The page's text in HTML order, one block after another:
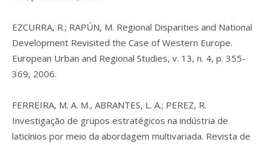
EZCURRA, R.; RAPÚN, M. Regional Disparities and National
Development Revisited the Case of Western Europe.
European Urban and Regional Studies, v. 13, n. 4, p. 355-
369, 2006.
FERREIRA, M. A. M., ABRANTES, L. A.; PEREZ, R.
Investigação de grupos estratégicos na indústria de
laticínios por meio da abordagem multivariada. Revista de